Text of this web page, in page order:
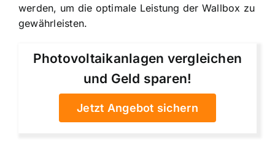
werden, um die optimale Leistung der Wallbox zu
gewährleisten.
Photovoltaikanlagen vergleichen
und Geld sparen!
Jetzt Angebot sichern